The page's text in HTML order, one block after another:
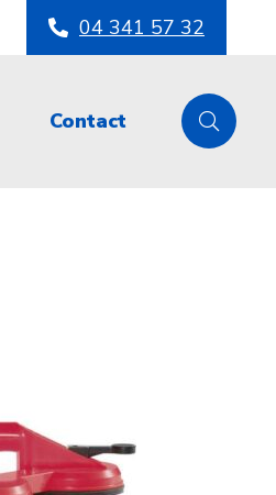
04 341 57 32
Contact